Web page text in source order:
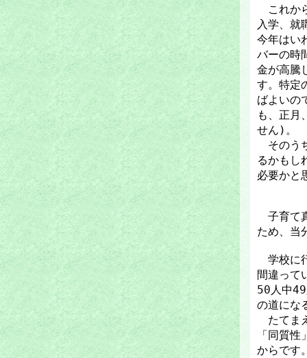
これか
入学、就
今年はい
バーの時
金が高騰
す。特定
ばよいの
も、正月
せん)。
そのう
るかもし
必要かと
子育て
ため、当
学校に
間違って
50人中
の道にな
たてま
「同質
からです